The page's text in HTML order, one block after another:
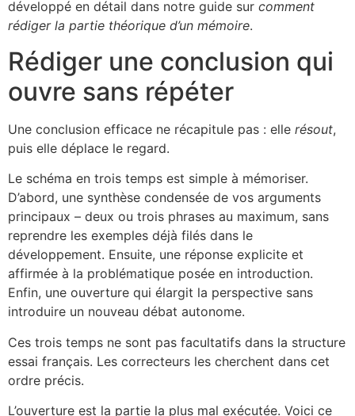
développé en détail dans notre guide sur comment
rédiger la partie théorique d’un mémoire.
Rédiger une conclusion qui
ouvre sans répéter
Une conclusion efficace ne récapitule pas : elle résout,
puis elle déplace le regard.
Le schéma en trois temps est simple à mémoriser.
D’abord, une synthèse condensée de vos arguments
principaux – deux ou trois phrases au maximum, sans
reprendre les exemples déjà filés dans le
développement. Ensuite, une réponse explicite et
affirmée à la problématique posée en introduction.
Enfin, une ouverture qui élargit la perspective sans
introduire un nouveau débat autonome.
Ces trois temps ne sont pas facultatifs dans la structure
essai français. Les correcteurs les cherchent dans cet
ordre précis.
L’ouverture est la partie la plus mal exécutée. Voici ce